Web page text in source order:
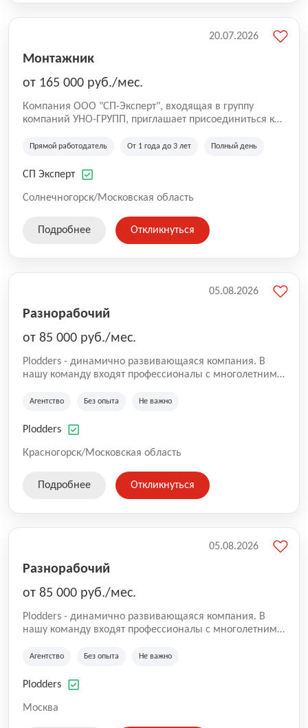
Монтажник
от 165 000 руб./мес.
Компания ООО "СП-Эксперт", входящая в группу
компаний УНО-ГРУПП, приглашает присоединиться к
работаем на рынке с 2005 года и оказываем комплекс
зданий из гибридных модульных блоков свободной
гибридно-модульного строительства.
Прямой работодатель От 1 года до 3 лет Полный день
СП Эксперт
Солнечногорск/Московская область
20.07.2026
Подробнее Откликнуться
Разнорабочий
от 85 000 руб./мес.
Plodders - динамично развивающаяся компания. В
нашу команду входят профессионалы с многолетним
на рынке аутсорсинга, а накопленный опыт позволяют
оказываемых услуг.
Агентство Без опыта Не важно
Plodders
Красногорск/Московская область
05.08.2026
Подробнее Откликнуться
Разнорабочий
от 85 000 руб./мес.
Plodders - динамично развивающаяся компания. В
нашу команду входят профессионалы с многолетним
на рынке аутсорсинга, а накопленный опыт позволяют
оказываемых услуг.
Агентство Без опыта Не важно
Plodders
Москва
05.08.2026